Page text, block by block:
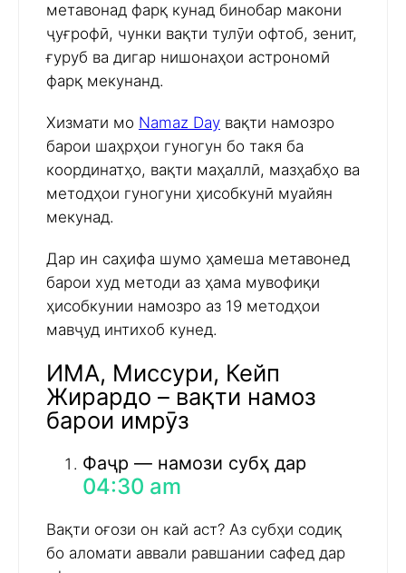
метавонад фарқ кунад бинобар макони
ҷуғрофӣ, чунки вақти тулӯи офтоб, зенит,
ғуруб ва дигар нишонаҳои астрономӣ
фарқ мекунанд.
Хизмати мо Namaz Day вақти намозро
барои шаҳрҳои гуногун бо такя ба
координатҳо, вақти маҳаллӣ, мазҳабҳо ва
методҳои гуногуни ҳисобкунӣ муайян
мекунад.
Дар ин саҳифа шумо ҳамеша метавонед
барои худ методи аз ҳама мувофиқи
ҳисобкунии намозро аз 19 методҳои
мавҷуд интихоб кунед.
ИМА, Миссури, Кейп
Жирардо – вақти намоз
барои имрӯз
Фаҷр — намози субҳ дар
04:30 am
Вақти оғози он кай аст? Аз субҳи содиқ
бо аломати аввали равшании сафед дар